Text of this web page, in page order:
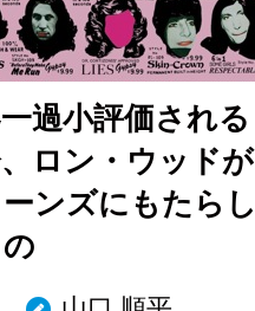
過小評価される
ロン・ウッドが
ンズにもたら